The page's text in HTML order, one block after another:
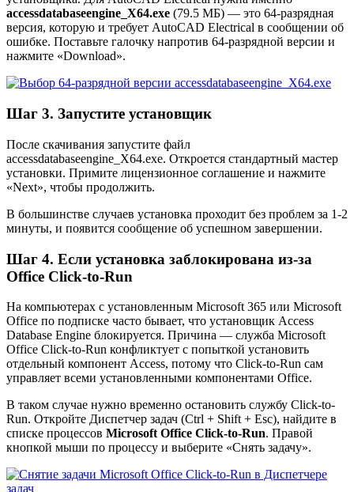
accessdatabaseengine_X64.exe (79.5 МБ) — это 64-разрядная
версия, которую и требует AutoCAD Electrical в сообщении об
ошибке. Поставьте галочку напротив 64-разрядной версии и
нажмите «Download».
Шаг 3. Запустите установщик
После скачивания запустите файл
accessdatabaseengine_X64.exe. Откроется стандартный мастер
установки. Примите лицензионное соглашение и нажмите
«Next», чтобы продолжить.
В большинстве случаев установка проходит без проблем за 1-2
минуты, и появится сообщение об успешном завершении.
Шаг 4. Если установка заблокирована из-за
Office Click-to-Run
На компьютерах с установленным Microsoft 365 или Microsoft
Office по подписке часто бывает, что установщик Access
Database Engine блокируется. Причина — служба Microsoft
Office Click-to-Run конфликтует с попыткой установить
отдельный компонент Access, потому что Click-to-Run сам
управляет всеми установленными компонентами Office.
В таком случае нужно временно остановить службу Click-to-
Run. Откройте Диспетчер задач (Ctrl + Shift + Esc), найдите в
списке процессов Microsoft Office Click-to-Run. Правой
кнопкой мыши по процессу и выберите «Снять задачу».